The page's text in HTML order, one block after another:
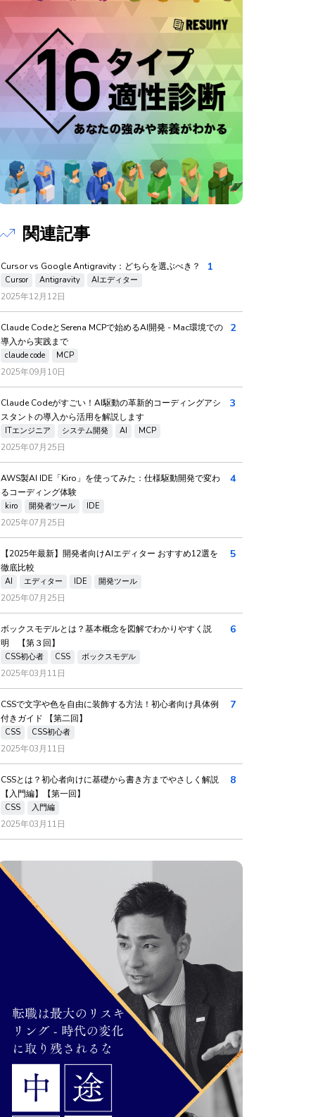
1 97);
関連記事
Cursor vs Google Antigravity：どちらを選ぶべき？
Cursor Antigravity AIエディター
2025年12月12日
1
Claude CodeとSerena MCPで始めるAI開発 - Mac環境での
導入から実践まで
claude code MCP
2025年09月10日
2
Claude Codeがすごい！AI駆動の革新的コーディングアシ
スタントの導入から活用を解説します
ITエンジニア システム開発 AI MCP
2025年07月25日
3
AWS製AI IDE「Kiro」を使ってみた：仕様駆動開発で変わ
るコーディング体験
kiro 開発者ツール IDE
2025年07月25日
4
【2025年最新】開発者向けAIエディター おすすめ12選を
徹底比較
AI エディター IDE 開発ツール
2025年07月25日
5
ボックスモデルとは？基本概念を図解でわかりやすく説
明 【第３回】
CSS初心者 CSS ボックスモデル
2025年03月11日
6
CSSで文字や色を自由に装飾する方法！初心者向け具体例
付きガイド 【第二回】
CSS CSS初心者
2025年03月11日
7
CSSとは？初心者向けに基礎から書き方までやさしく解説
【入門編】【第一回】
CSS 入門編
2025年03月11日
8